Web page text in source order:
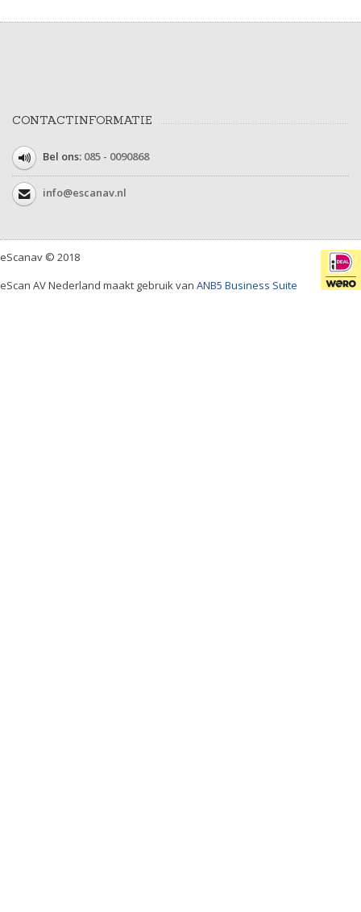
CONTACTINFORMATIE
Bel ons: 085 - 0090868
info@escanav.nl
eScanav © 2018
eScan AV Nederland maakt gebruik van ANB5 Business Suite